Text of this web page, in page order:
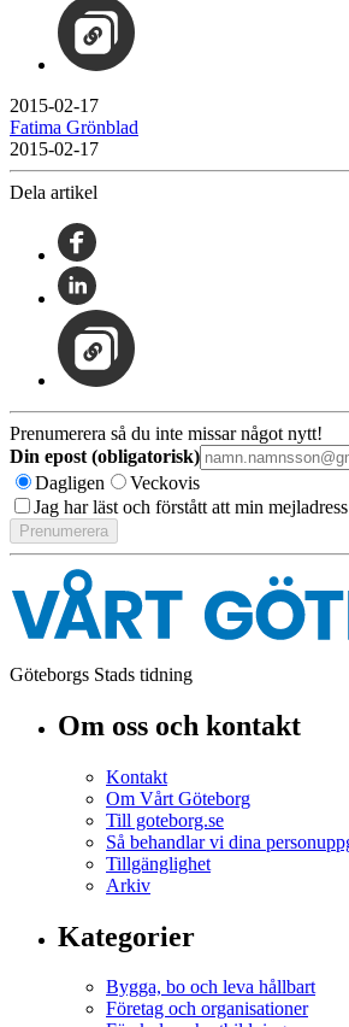
2015-02-17
Fatima Grönblad
2015-02-17
Dela artikel
Prenumerera så du inte missar något nytt!
Din epost (obligatorisk)
Dagligen
Veckovis
Jag har läst och förstått att min
Göteborgs Stads tidning
Om oss och kontakt
Kontakt
Om Vårt Göteborg
Till goteborg.se
Så behandlar vi dina
Tillgänglighet
Arkiv
Kategorier
Bygga, bo och leva hållbart
Företag och organisationer